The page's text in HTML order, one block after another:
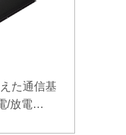
た通信基
/放電